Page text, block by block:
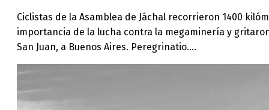
Ciclistas de la Asamblea de Jáchal recorrieron 1400
importancia de la lucha contra la megaminería y
San Juan, a Buenos Aires. Peregrinatio.…